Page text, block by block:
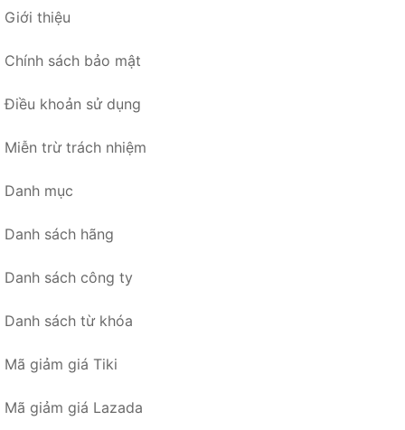
Giới thiệu
Chính sách bảo mật
Điều khoản sử dụng
Miễn trừ trách nhiệm
Danh mục
Danh sách hãng
Danh sách công ty
Danh sách từ khóa
Mã giảm giá Tiki
Mã giảm giá Lazada